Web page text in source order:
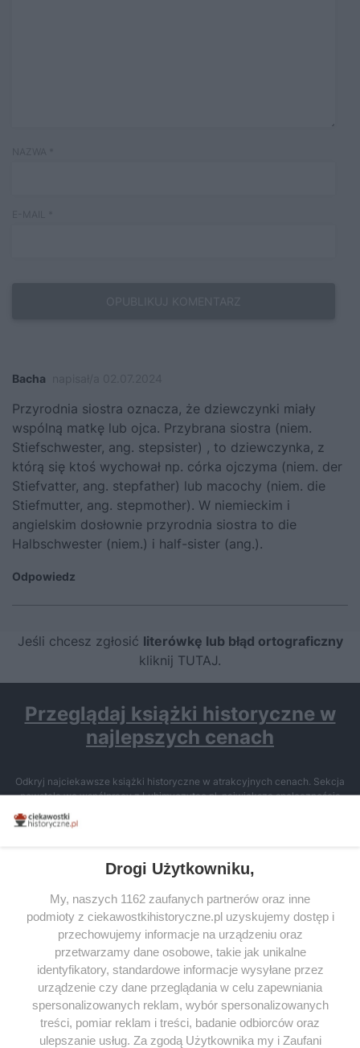
Bacha
Przyrodnia siostra oznacza, że dziewczynki miały
wspólną matkę lub ojca. Przybrana siostra (niem.
Stiefschwester, ang. stepsister) , to dziewczynka, z
którą się ktoś wychował np. córka ojczyma (niem. der
Stiefvatter, ang. stepfather) lub macochy (niem. die
Stiefmutter, ang. stepmother). W niemieckim i
angielskim dosłownie przyrodnia siostra to die
Halbschwester (niem.) i half-sister (ang.).
Odpowiedz
Jeśli chcesz zgłosić literówkę lub błąd ortograficzny
kliknij TUTAJ.
Przeglądaj książki historyczne w
najlepszych cenach
Odkryj najciekawsze książki historyczne w atrakcyjnych cenach. Sekcja
powstała we współpracy z Lubimyczytac.pl, największą społecznością
miłośników literatury w Polsce – dzięki temu możesz wybierać spośród
tytułów najwyżej ocenianych przez czytelników.
SERWIS
SPOŁECZNOŚĆ
WSPÓŁPRACA
KONTAKT
Drogi Użytkowniku,
My, naszych 1162 zaufanych partnerów oraz inne
podmioty z ciekawostkihistoryczne.pl uzyskujemy dostęp i
przechowujemy informacje na urządzeniu oraz
przetwarzamy dane osobowe, takie jak unikalne
identyfikatory, standardowe informacje wysyłane przez
urządzenie czy dane przeglądania w celu zapewniania
spersonalizowanych reklam, wybór spersonalizowanych
treści, pomiar reklam i treści, badanie odbiorców oraz
ulepszanie usług. Za zgodą Użytkownika my i Zaufani